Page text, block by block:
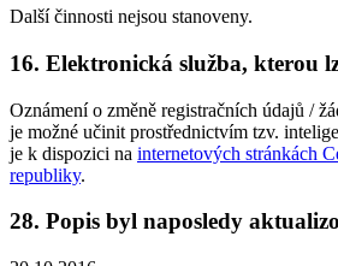
Další činnosti nejsou stanoveny.
16. Elektronická služba, kterou
Oznámení o změně registračních údajů /
je možné učinit prostřednictvím tzv.
je k dispozici na internetových stránkách
republiky.
28. Popis byl naposledy